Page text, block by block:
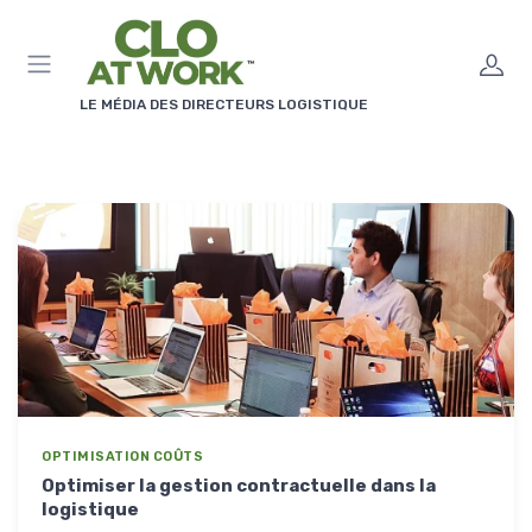
LE MÉDIA DES DIRECTEURS LOGISTIQUE
OPTIMISATION COÛTS
Optimiser la gestion contractuelle dans la
logistique
Panneau de gestion des cookies